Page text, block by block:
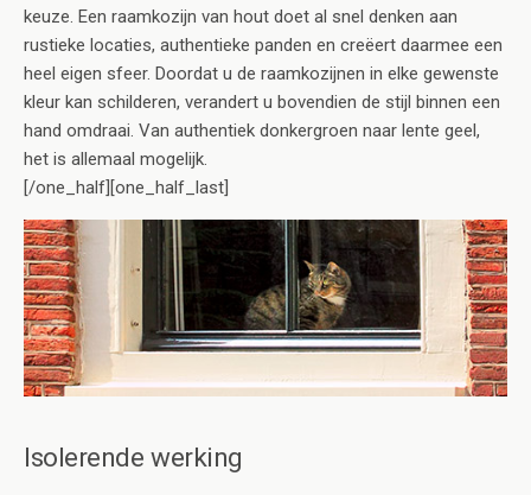
keuze. Een raamkozijn van hout doet al snel denken aan
rustieke locaties, authentieke panden en creëert daarmee een
heel eigen sfeer. Doordat u de raamkozijnen in elke gewenste
kleur kan schilderen, verandert u bovendien de stijl binnen een
hand omdraai. Van authentiek donkergroen naar lente geel,
het is allemaal mogelijk.
[/one_half][one_half_last]
Isolerende werking